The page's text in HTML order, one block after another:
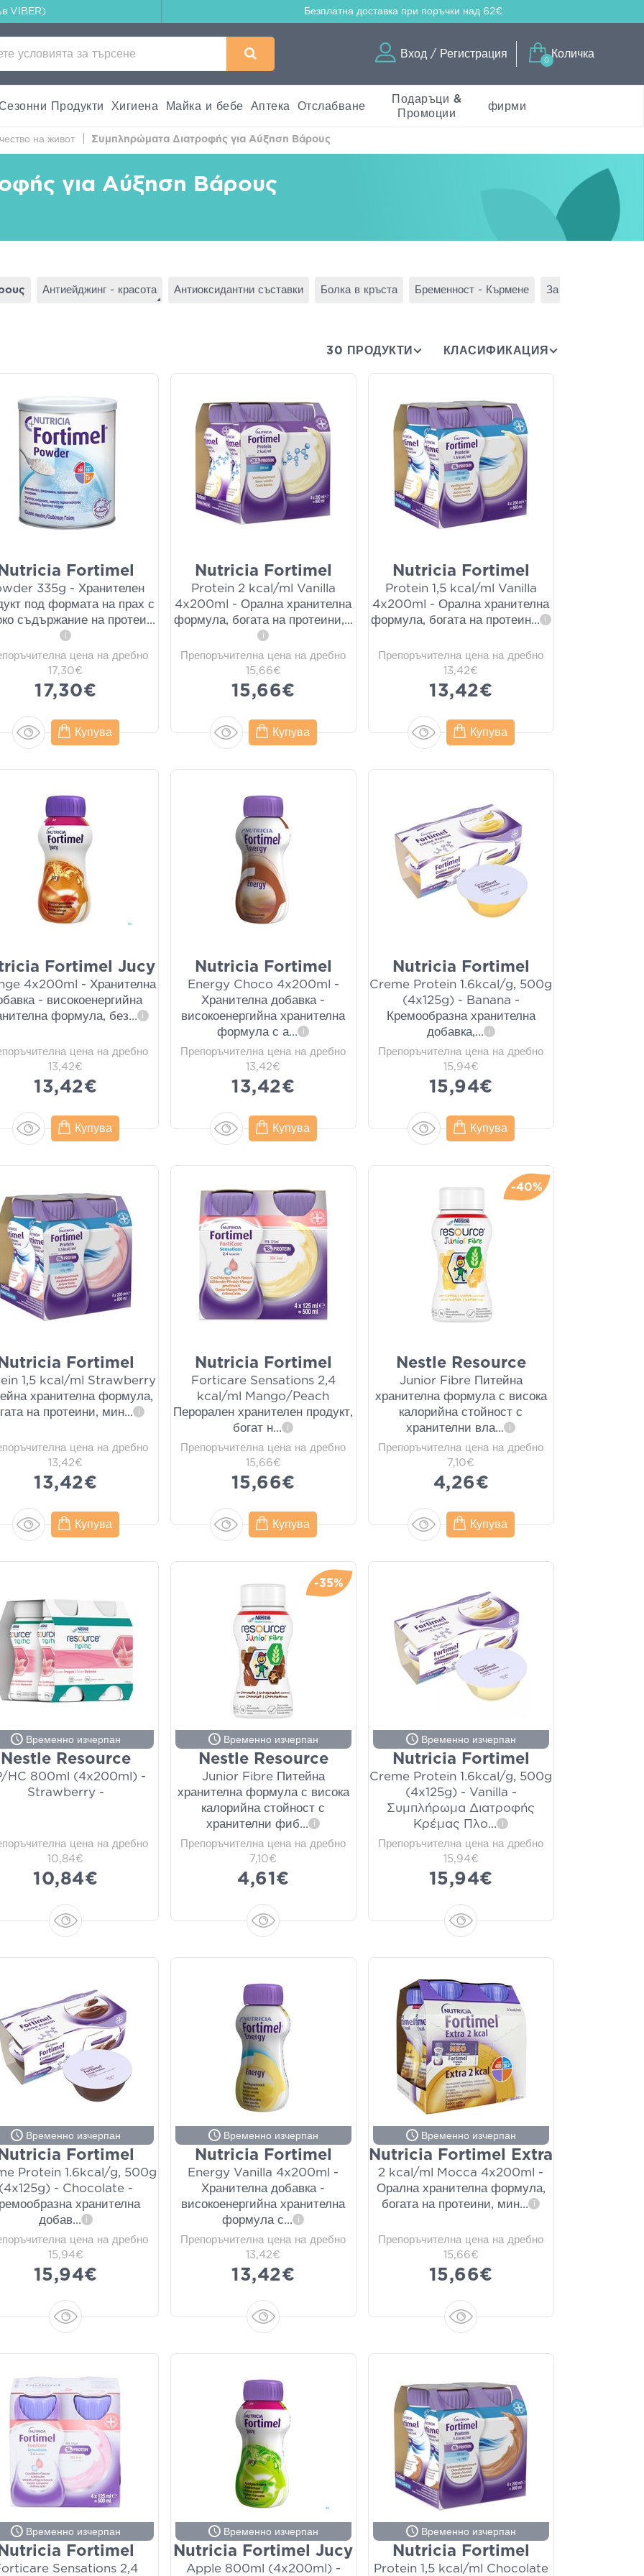
VIBER) Безплатна доставка при поръчки над 62€
Вход / Регистрация
0
Количка
Продукти Хигиена Майка и бебе Аптека Отслабване
Подаръци &
Промоции
фирми
на живот Συμπληρώματα Διατροφής για Αύξηση Βάρους
για Αύξηση Βάρους
Антиейджинг - красота Антиоксидантни съставки Болка в кръста Бременност - Кърмене За детоксикация
30 ПРОДУКТИ КЛАСИФИКАЦИЯ
Fortimel
335g - Хранителен
под формата на прах с
съдържание на протеи...
i
цена на дребно
17,30€
17,30€
Купува
Nutricia Fortimel
Protein 2 kcal/ml Vanilla
4x200ml - Орална хранителна
формула, богата на протеини,...
i
Препоръчителна цена на дребно
15,66€
15,66€
Купува
Nutricia Fortimel
Protein 1,5 kcal/ml Vanilla
4x200ml - Орална хранителна
формула, богата на протеин... i
Препоръчителна цена на дребно
13,42€
13,42€
Купува
Fortimel Jucy
4x200ml - Хранителна
- високоенергийна
формула, без... i
цена на дребно
13,42€
13,42€
Купува
Nutricia Fortimel
Energy Choco 4x200ml -
Хранителна добавка -
високоенергийна хранителна
формула с а... i
Препоръчителна цена на дребно
13,42€
13,42€
Купува
Nutricia Fortimel
Creme Protein 1.6kcal/g, 500g
(4x125g) - Banana -
Кремообразна хранителна
добавка,... i
Препоръчителна цена на дребно
15,94€
15,94€
Купува
Fortimel
1,5 kcal/ml Strawberry
хранителна формула,
на протеини, мин... i
цена на дребно
13,42€
13,42€
Купува
Nutricia Fortimel
Forticare Sensations 2,4
kcal/ml Mango/Peach
Перорален хранителен продукт,
богат н... i
Препоръчителна цена на дребно
15,66€
15,66€
Купува
-40%
Nestle Resource
Junior Fibre Питейна
хранителна формула с висока
калорийна стойност с
хранителни вла... i
Препоръчителна цена на дребно
7,10€
4,26€
Купува
Временно изчерпан
Nestle Resource
HC 800ml (4x200ml) -
Strawberry -
цена на дребно
10,84€
10,84€
-35%
Временно изчерпан
Nestle Resource
Junior Fibre Питейна
хранителна формула с висока
калорийна стойност с
хранителни фиб... i
Препоръчителна цена на дребно
7,10€
4,61€
Временно изчерпан
Nutricia Fortimel
Creme Protein 1.6kcal/g, 500g
(4x125g) - Vanilla -
Συμπλήρωμα Διατροφής
Κρέμας Πλο... i
Препоръчителна цена на дребно
15,94€
15,94€
Временно изчерпан
Fortimel
Protein 1.6kcal/g, 500g
- Chocolate -
хранителна
добав... i
цена на дребно
15,94€
15,94€
Временно изчерпан
Nutricia Fortimel
Energy Vanilla 4x200ml -
Хранителна добавка -
високоенергийна хранителна
формула с... i
Препоръчителна цена на дребно
13,42€
13,42€
Временно изчерпан
Nutricia Fortimel Extra
2 kcal/ml Mocca 4x200ml -
Орална хранителна формула,
богата на протеини, мин... i
Препоръчителна цена на дребно
15,66€
15,66€
Временно изчерпан
Fortimel
Sensations 2,4
Временно изчерпан
Nutricia Fortimel Jucy
Apple 800ml (4x200ml) -
Временно изчерпан
Nutricia Fortimel
Protein 1,5 kcal/ml Chocolate